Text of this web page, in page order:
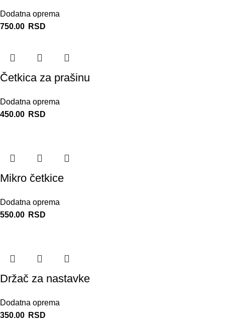
Dodatna oprema
750.00 RSD
Četkica za prašinu
Dodatna oprema
450.00 RSD
Mikro četkice
Dodatna oprema
550.00 RSD
Držač za nastavke
Dodatna oprema
350.00 RSD